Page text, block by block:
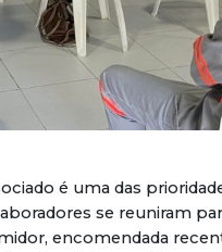
é uma das
se reuniram
encomendada